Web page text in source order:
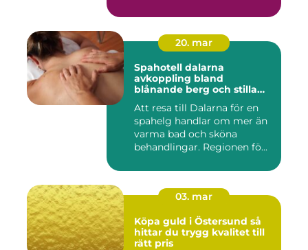
20. mar
Spahotell dalarna
avkoppling bland
blånande berg och stilla
Att resa till Dalarna för en
spahelg handlar om mer än
varma bad och sköna
behandlingar. Regionen fö...
03. mar
Köpa guld i Östersund så
hittar du trygg kvalitet till
rätt pris